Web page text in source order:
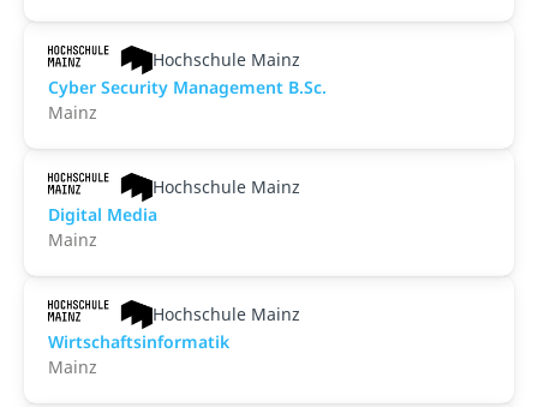
Hochschule Mainz
Cyber Security Management B.Sc.
Mainz
Hochschule Mainz
Digital Media
Mainz
Hochschule Mainz
Wirtschaftsinformatik
Mainz